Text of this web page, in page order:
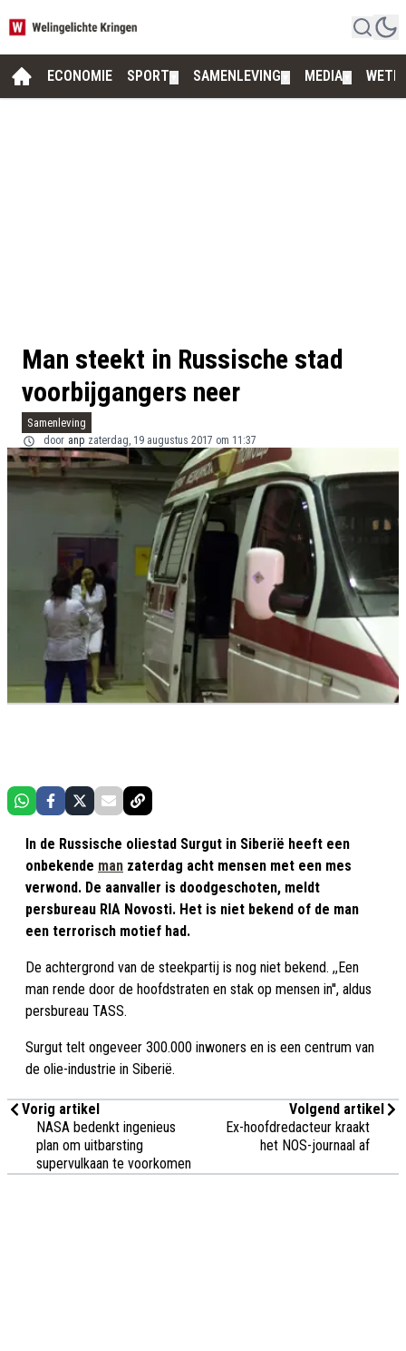
ECONOMIE SPORT SAMENLEVING MEDIA
Man steekt in Russische stad
voorbijgangers neer
Samenleving
door anp zaterdag, 19 augustus 2017 om 11:37
In de Russische oliestad Surgut in Siberië heeft een
onbekende man zaterdag acht mensen met een mes
verwond. De aanvaller is doodgeschoten, meldt
persbureau RIA Novosti. Het is niet bekend of de man
een terrorisch motief had.
De achtergrond van de steekpartij is nog niet bekend. ,,Een
man rende door de hoofdstraten en stak op mensen in'', aldus
persbureau TASS.
Surgut telt ongeveer 300.000 inwoners en is een centrum van
de olie-industrie in Siberië.
Vorig artikel
NASA bedenkt ingenieus
plan om uitbarsting
supervulkaan te voorkomen
Volgend artikel
Ex-hoofdredacteur kraakt
het NOS-journaal af